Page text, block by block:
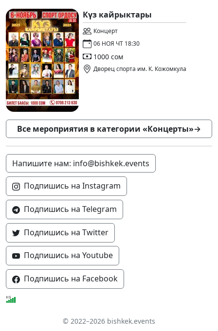
Күз кайрыктары
Концерт
06 НОЯ ЧТ 18:30
1000 сом
Дворец спорта им. К. Кожомкула
Все мероприятия в категории «Концерты»→
Напишите нам: info@bishkek.events
Подпишись на Instagram
Подпишись на Telegram
Подпишись на Twitter
Подпишись на Youtube
Подпишись на Facebook
© 2022–2026 bishkek.events